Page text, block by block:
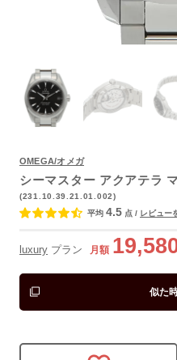
OMEGA/オメガ
シーマスター アクアテラ
(231.10.39.21.01.002)
平均 4.5 点 / レビュー
luxury プラン 月額
似た
よくあるご質問